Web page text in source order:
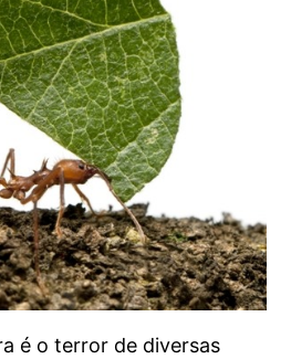
é o terror de diversas